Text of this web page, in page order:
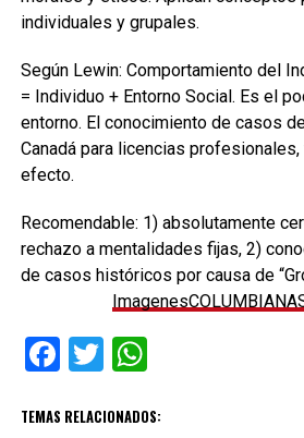
individuales y grupales.
Según Lewin: Comportamiento del
= Individuo + Entorno Social. Es el
entorno. El conocimiento de casos
Canadá para licencias
efecto.
Recomendable: 1) absolutamente
rechazo a mentalidades fijas, 2)
de casos históricos por causa de
Facebook
TwitterWhatsApp
TEMAS RELACIONADOS: